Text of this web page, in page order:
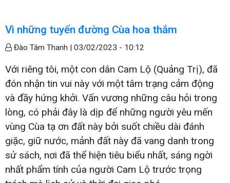
Vì những tuyến đường Cùa hoa thắm
Đào Tâm Thanh | 03/02/2023 - 10:12
Với riêng tôi, một con dân Cam Lộ (Quảng Trị), đã
đón nhận tin vui này với một tâm trạng cảm động
và đầy hứng khởi. Vấn vương những câu hỏi trong
lòng, có phải đây là dịp để những người yêu mến
vùng Cùa tạ ơn đất này bởi suốt chiều dài đánh
giặc, giữ nước, mảnh đất này đã vang danh trong
sử sách, nơi đã thể hiện tiêu biểu nhất, sáng ngời
nhất phẩm tính của người Cam Lộ trước trọng